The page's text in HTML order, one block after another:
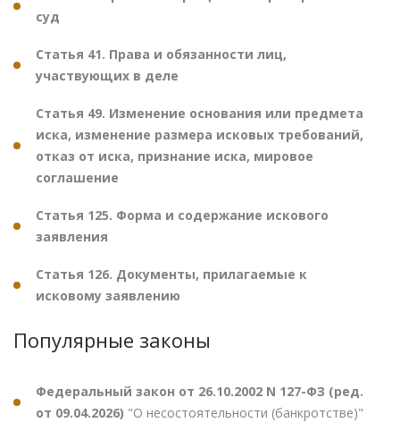
суд
Статья 41. Права и обязанности лиц,
участвующих в деле
Статья 49. Изменение основания или предмета
иска, изменение размера исковых требований,
отказ от иска, признание иска, мировое
соглашение
Статья 125. Форма и содержание искового
заявления
Статья 126. Документы, прилагаемые к
исковому заявлению
Популярные законы
Федеральный закон от 26.10.2002 N 127-ФЗ (ред.
от 09.04.2026) "О несостоятельности (банкротстве)"